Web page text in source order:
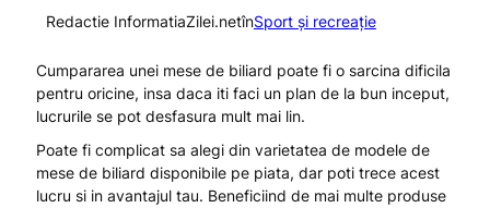
Redactie InformatiaZilei.netînSport și recreație
Cumpararea unei mese de biliard poate fi o sarcina dificila
pentru oricine, insa daca iti faci un plan de la bun inceput,
lucrurile se pot desfasura mult mai lin.
Poate fi complicat sa alegi din varietatea de modele de
mese de biliard disponibile pe piata, dar poti trece acest
lucru si in avantajul tau. Beneficiind de mai multe produse